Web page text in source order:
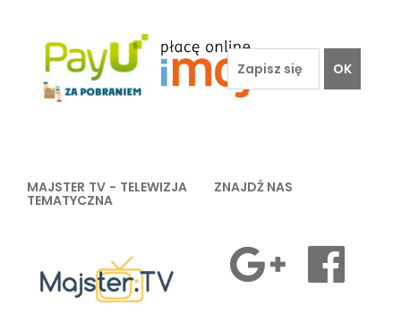
OK
MAJSTER TV - TELEWIZJA
TEMATYCZNA
ZNAJDŹ NAS